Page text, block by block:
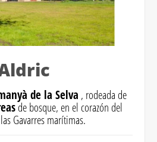
de la Selva , rodeada de
de bosque, en el corazón del
Gavarres marítimas.